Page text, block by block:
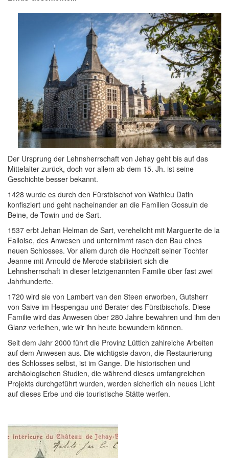
Der Ursprung der Lehnsherrschaft von Jehay geht bis auf das
Mittelalter zurück, doch vor allem ab dem 15. Jh. ist seine
Geschichte besser bekannt.
1428 wurde es durch den Fürstbischof von Wathieu Datin
konfisziert und geht nacheinander an die Familien Gossuin de
Beine, de Towin und de Sart.
1537 erbt Jehan Helman de Sart, verehelicht mit Marguerite de la
Falloise, des Anwesen und unternimmt rasch den Bau eines
neuen Schlosses. Vor allem durch die Hochzeit seiner Tochter
Jeanne mit Arnould de Merode stabilisiert sich die
Lehnsherrschaft in dieser letztgenannten Familie über fast zwei
Jahrhunderte.
1720 wird sie von Lambert van den Steen erworben, Gutsherr
von Saive im Hespengau und Berater des Fürstbischofs. Diese
Familie wird das Anwesen über 280 Jahre bewahren und ihm den
Glanz verleihen, wie wir ihn heute bewundern können.
Seit dem Jahr 2000 führt die Provinz Lüttich zahlreiche Arbeiten
auf dem Anwesen aus. Die wichtigste davon, die Restaurierung
des Schlosses selbst, ist im Gange. Die historischen und
archäologischen Studien, die während dieses umfangreichen
Projekts durchgeführt wurden, werden sicherlich ein neues Licht
auf dieses Erbe und die touristische Stätte werfen.